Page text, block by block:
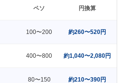
ペソ 円換算
100〜200 約260〜520円
400〜800 約1,040〜2,080円
80〜150 約210〜390円